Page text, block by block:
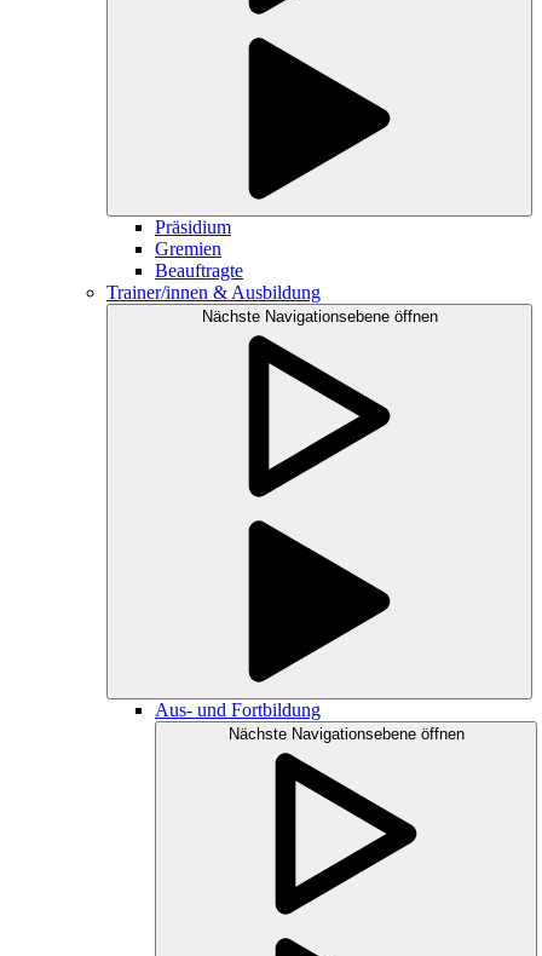
Präsidium
Gremien
Beauftragte
Trainer/innen & Ausbildung
Nächste Navigationsebene öffnen
Aus- und Fortbildung
Nächste Navigationsebene öffnen